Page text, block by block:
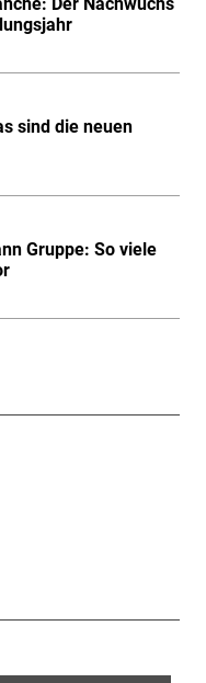
Der Nachwuchs
sind die neuen
Gruppe: So viele